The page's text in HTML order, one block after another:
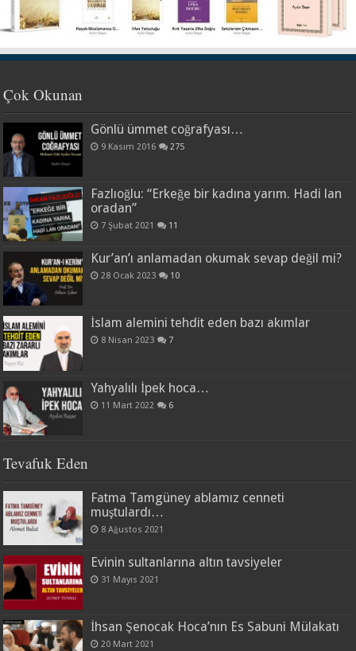
Çok Okunan
Gönlü ümmet coğrafyası…
9 Kasım 2016 275
Fazlıoğlu: “Erkeğe bir kadına yarım. Hadi lan
oradan”
7 Şubat 2021 11
Kur’an’ı anlamadan okumak sevap değil mi?
28 Ocak 2023 10
İslam alemini tehdit eden bazı akımlar
8 Nisan 2023 7
Yahyalılı İpek hoca…
11 Mart 2022 6
Tevafuk Eden
Fatma Tamgüney ablamız cenneti
muştulardı…
8 Ağustos 2021
Evinin sultanlarına altın tavsiyeler
31 Mayıs 2021
İhsan Şenocak Hoca’nın Es Sabuni Mülakatı
20 Mart 2021